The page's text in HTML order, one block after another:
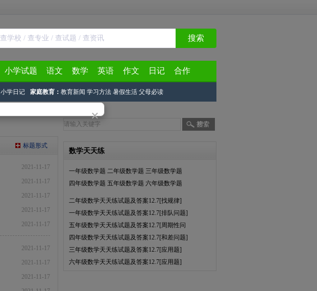
×
搜索
小学试题 语文 数学 英语 作文 日记 合作
小学日记 家庭教育： 教育新闻 学习方法 暑假生活 父母必读
标题形式
2021-11-17
2021-11-17
2021-11-17
2021-11-17
2021-11-17
2021-11-17
2021-11-17
2021-11-17
数学天天练
一年级数学题 二年级数学题 三年级数学题
四年级数学题 五年级数学题 六年级数学题
二年级数学天天练试题及答案12.7[找规律]
一年级数学天天练试题及答案12.7[排队问题]
五年级数学天天练试题及答案12.7[周期性问
四年级数学天天练试题及答案12.7[和差问题]
三年级数学天天练试题及答案12.7[应用题]
六年级数学天天练试题及答案12.7[应用题]